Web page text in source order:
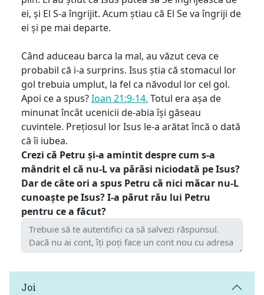
ei, și El S-a îngrijit. Acum știau că El Se va îngriji de
ei și pe mai departe.
Când aduceau barca la mal, au văzut ceva ce
probabil că i-a surprins. Isus știa că stomacul lor
gol trebuia umplut, la fel ca năvodul lor cel gol.
Apoi ce a spus?Ioan 21:9-14. Totul era așa de
minunat încât ucenicii de-abia își găseau
cuvintele. Prețiosul lor Isus le-a arătat încă o dată
că îi iubea.
Crezi că Petru și-a amintit despre cum s-a
mândrit el că nu-L va părăsi niciodată pe Isus?
Dar de câte ori a spus Petru că nici măcar nu-L
cunoaște pe Isus? I-a părut rău lui Petru
pentru ce a făcut?
Joi